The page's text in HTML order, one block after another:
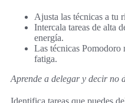
Ajusta las técnicas a tu
Intercala tareas de alta
energía.
Las técnicas Pomodoro
fatiga.
Aprende a delegar y decir no